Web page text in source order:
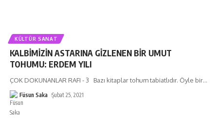
KÜLTÜR SANAT
KALBİMİZİN ASTARINA GİZLENEN BİR UMUT
TOHUMU: ERDEM YILI
ÇOK DOKUNANLAR RAFI - 3 Bazı kitaplar tohum tabiatlıdır. Öyle bir…
Füsun Saka Şubat 25, 2021